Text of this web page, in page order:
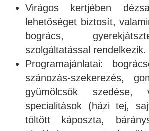
Virágos kertjében
lehetőséget biztosít,
bogrács,
szolgáltatással rendelkezik.
Programajánlatai:
szánozás-szekerezés,
gyümölcsök szedése,
specialitások (házi tej,
töltött káposzta,